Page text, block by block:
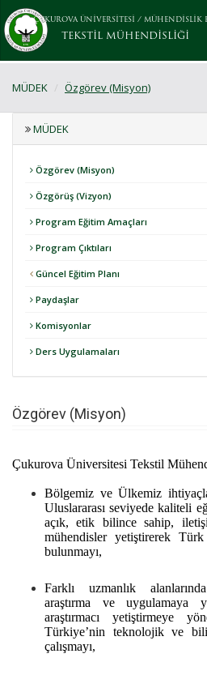
ÇUKUROVA ÜNİVERSİTESİ / MÜHENDİSLİK
TEKSTİL MÜHENDİSLİĞİ
MÜDEK Özgörev (Misyon)
MÜDEK
Özgörev (Misyon)
Özgörüş (Vizyon)
Program Eğitim Amaçları
Program Çıktıları
Güncel Eğitim Planı
Paydaşlar
Komisyonlar
Ders Uygulamaları
Özgörev (Misyon)
Çukurova Üniversitesi Tekstil
Bölgemiz ve Ülkemiz
Uluslararası seviyede kaliteli
açık, etik bilince sahip,
mühendisler yetiştirerek
bulunmayı,
Farklı uzmanlık
araştırma ve uygulamaya
araştırmacı yetiştirmeye
Türkiye’nin teknolojik ve
çalışmayı,